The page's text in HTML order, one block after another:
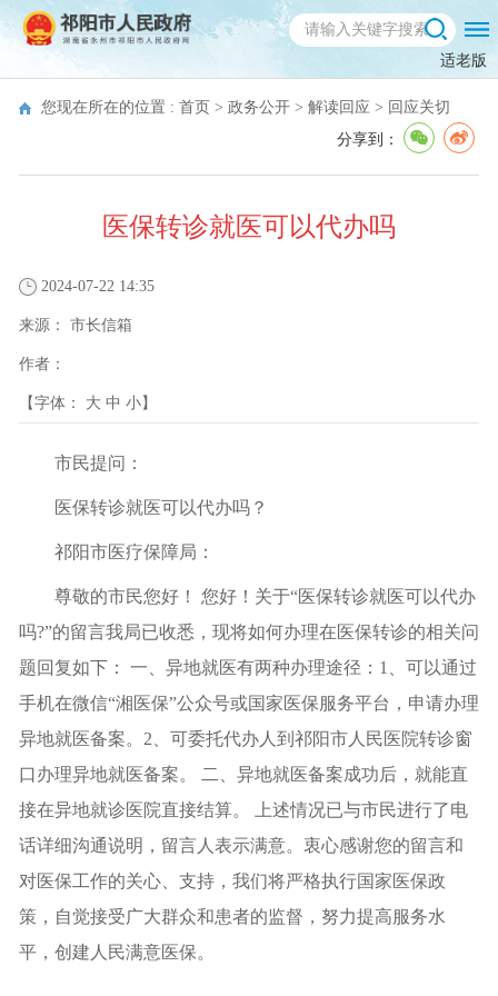
适老版
您现在所在的位置 : 首页 > 政务公开 > 解读回应 > 回应关切
分享到：
医保转诊就医可以代办吗
2024-07-22 14:35
来源： 市长信箱
作者：
【字体： 大 中 小】
市民提问：
医保转诊就医可以代办吗？
祁阳市医疗保障局：
尊敬的市民您好！ 您好！关于“医保转诊就医可以代办
吗?”的留言我局已收悉，现将如何办理在医保转诊的相关问
题回复如下： 一、异地就医有两种办理途径：1、可以通过
手机在微信“湘医保”公众号或国家医保服务平台，申请办理
异地就医备案。2、可委托代办人到祁阳市人民医院转诊窗
口办理异地就医备案。 二、异地就医备案成功后，就能直
接在异地就诊医院直接结算。 上述情况已与市民进行了电
话详细沟通说明，留言人表示满意。衷心感谢您的留言和
对医保工作的关心、支持，我们将严格执行国家医保政
策，自觉接受广大群众和患者的监督，努力提高服务水
平，创建人民满意医保。